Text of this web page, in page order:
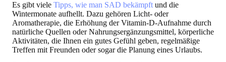
Es gibt viele Tipps, wie man SAD bekämpft und die
Wintermonate aufhellt. Dazu gehören Licht- oder
Aromatherapie, die Erhöhung der Vitamin-D-Aufnahme durch
natürliche Quellen oder Nahrungsergänzungsmittel, körperliche
Aktivitäten, die Ihnen ein gutes Gefühl geben, regelmäßige
Treffen mit Freunden oder sogar die Planung eines Urlaubs.